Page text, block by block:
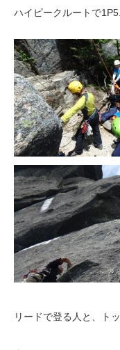
ハイピークルートで
リードで登る人と、ト